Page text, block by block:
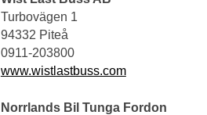
Turbovägen 1
94332 Piteå
0911-203800
www.wistlastbuss.com
Norrlands Bil Tunga Fordon